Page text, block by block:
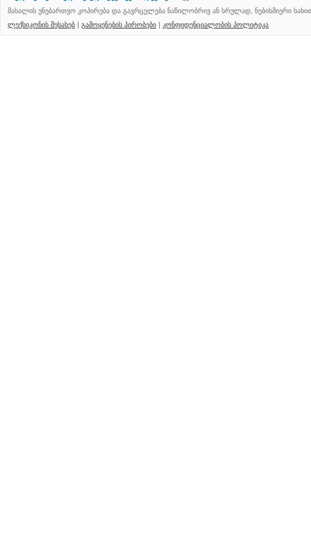
მასალის უნებართვო კოპირება და გავრცელება ნაწილობრივ ან სრულად, ნებისმიერი
ლექსიკონის შესახებ | გამოყენების პირობები | კონფიდენციალობის პოლიტიკა